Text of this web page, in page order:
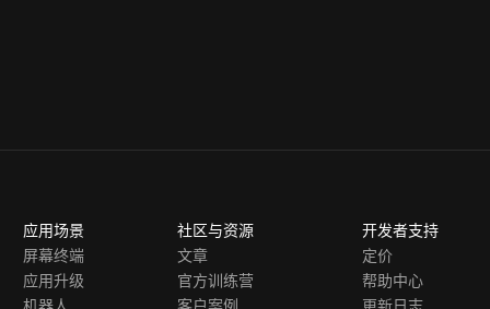
应用场景
屏幕终端
应用升级
社区与资源
文章
官方训练营
开发者支持
定价
帮助中心